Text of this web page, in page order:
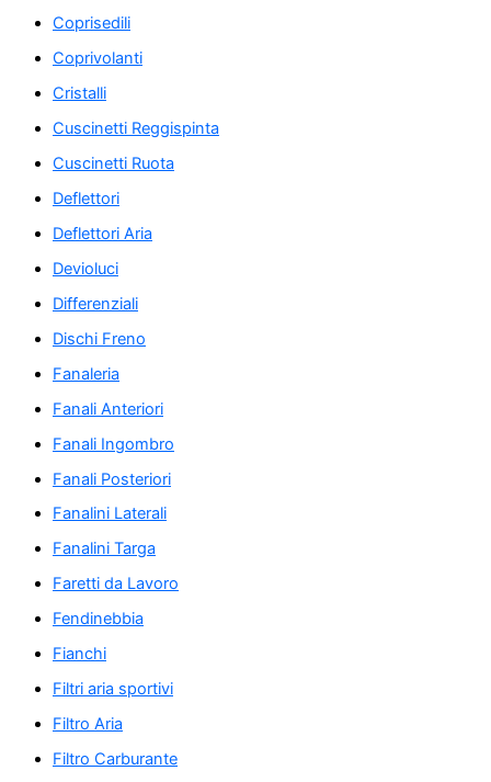
Coprisedili
Coprivolanti
Cristalli
Cuscinetti Reggispinta
Cuscinetti Ruota
Deflettori
Deflettori Aria
Devioluci
Differenziali
Dischi Freno
Fanaleria
Fanali Anteriori
Fanali Ingombro
Fanali Posteriori
Fanalini Laterali
Fanalini Targa
Faretti da Lavoro
Fendinebbia
Fianchi
Filtri aria sportivi
Filtro Aria
Filtro Carburante